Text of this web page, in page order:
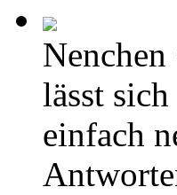
Nenchen
lässt
einfach